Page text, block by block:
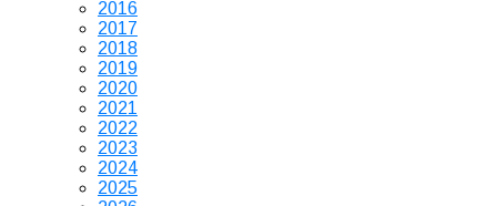
2016
2017
2018
2019
2020
2021
2022
2023
2024
2025